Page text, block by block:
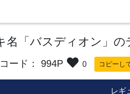
名「バスディオン」の
ード： 994P 0 コピーし
レギ